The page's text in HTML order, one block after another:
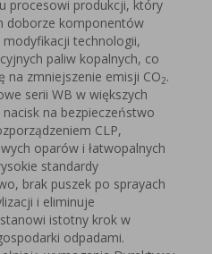
procesowi produkcji, który
doborze komponentów
technologii,
paliw kopalnych, co
na zmniejszenie emisji CO2.
serii WB w większych
na bezpieczeństwo
CLP,
oparów i łatwopalnych
standardy
brak puszek po sprayach
i eliminuje
istotny krok w
odpadami.